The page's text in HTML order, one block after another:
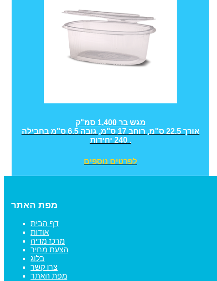
מגש בר 1,400 סמ"ק
אורך 22.5 ס"מ, רוחב 17 ס"מ, גובה 6.5 ס"מ בחבילה
240 יחידות .
לפרטים נוספים
מפת האתר
דף הבית
אודות
מרכז מדיה
הצעת מחיר
בלוג
צרו קשר
מפת האתר